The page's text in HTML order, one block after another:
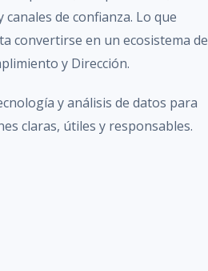
de confianza. Lo que
convertirse en un ecosistema de
y Dirección.
y análisis de datos para
claras, útiles y responsables.